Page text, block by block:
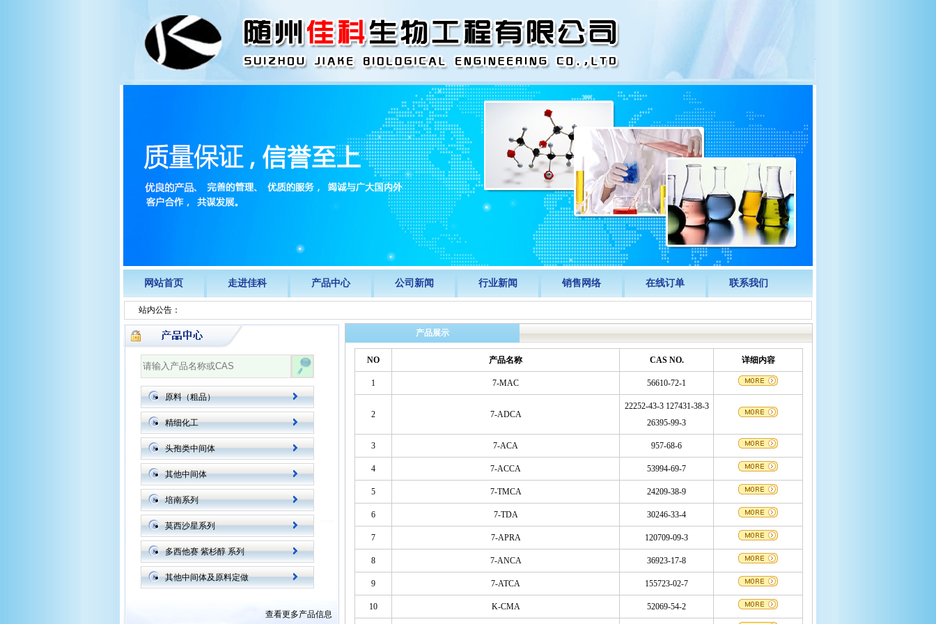
网站首页 走进佳科 产品中心 公司新闻 行业新闻 销售网络 在线订单 联系我们
站内公告：
原料（粗品）
精细化工
头孢类中间体
其他中间体
培南系列
莫西沙星系列
多西他赛 紫杉醇 系列
其他中间体及原料定做
查看更多产品信息
产品展示
NO 产品名称 CAS NO. 详细内容
1 7-MAC 56610-72-1
2 7-ADCA
22252-43-3 127431-38-3
26395-99-3
3 7-ACA 957-68-6
4 7-ACCA 53994-69-7
5 7-TMCA 24209-38-9
6 7-TDA 30246-33-4
7 7-APRA 120709-09-3
8 7-ANCA 36923-17-8
9 7-ATCA 155723-02-7
10 K-CMA 52069-54-2